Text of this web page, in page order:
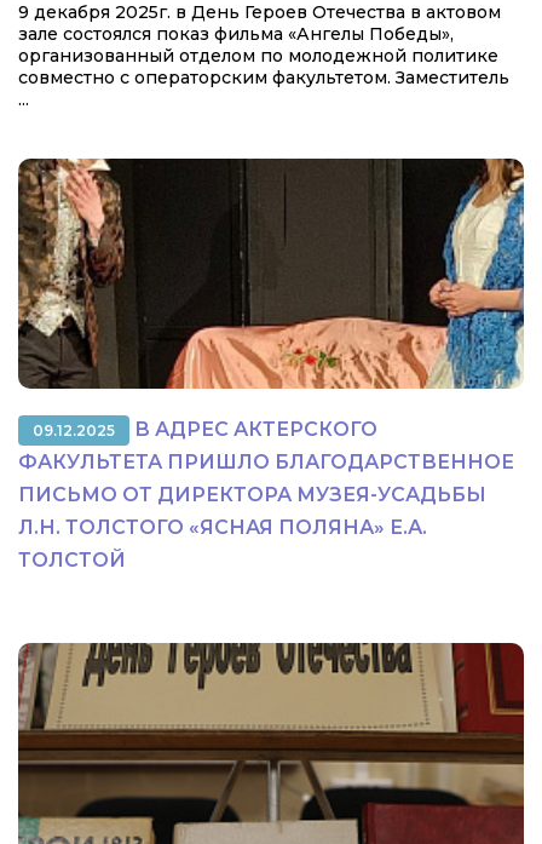
9 декабря 2025г. в День Героев Отечества в актовом
зале состоялся показ фильма «Ангелы Победы»,
организованный отделом по молодежной политике
совместно с операторским факультетом. Заместитель
...
09.12.2025
В АДРЕС АКТЕРСКОГО
ФАКУЛЬТЕТА ПРИШЛО БЛАГОДАРСТВЕННОЕ
ПИСЬМО ОТ ДИРЕКТОРА МУЗЕЯ-УСАДЬБЫ
Л.Н. ТОЛСТОГО «ЯСНАЯ ПОЛЯНА» Е.А.
ТОЛСТОЙ